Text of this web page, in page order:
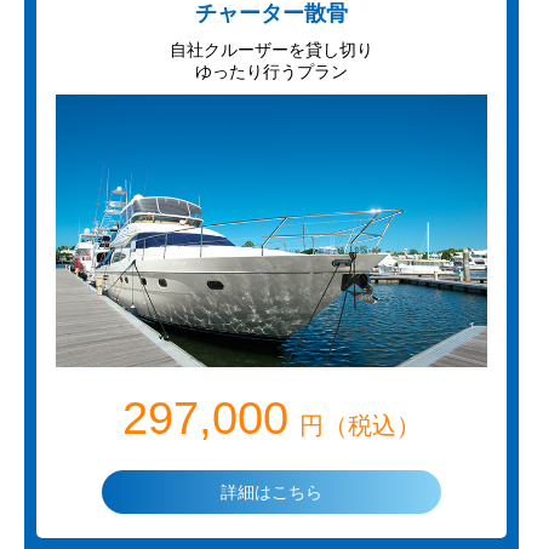
チャーター散骨
自社クルーザーを貸し切り
ゆったり行うプラン
297,000 円（税込）
詳細はこちら